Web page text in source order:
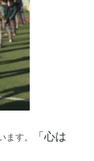
す。
「心は